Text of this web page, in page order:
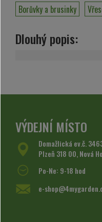
Borůvky a brusinky
Dlouhý popis:
VÝDEJNÍ MÍSTO
Domažlická ev.č.
Plzeň 318 00, Nová
Po-Ne: 9-18 hod
e-